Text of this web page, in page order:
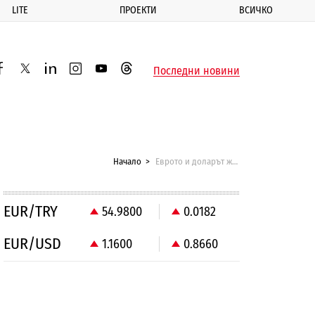
LITE ПРОЕКТИ ВСИЧКО
twitterlinkedininstagram
youtubethreadsПоследни новини
Начало Еврото и доларът жертви на йената и австралийския долар
EUR/TRY 54.9800 0.0182
EUR/USD 1.1600 0.8660